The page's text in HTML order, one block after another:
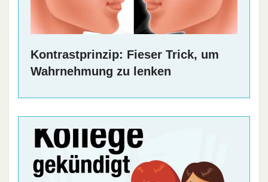
Kontrastprinzip: Fieser Trick, um
Wahrnehmung zu lenken